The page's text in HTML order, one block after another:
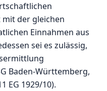
der gleichen
Einnahmen aus
sei es zulässig,
Baden-Württemberg,
EG 1929/10).